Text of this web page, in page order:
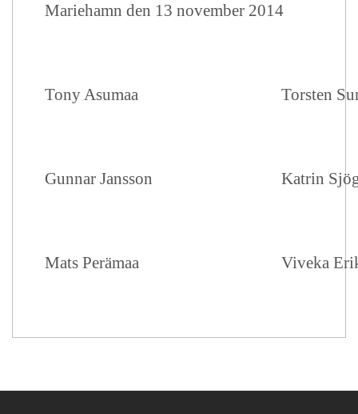
Mariehamn den 13 november 2014
Tony Asumaa Torsten
Gunnar Jansson Katrin
Mats Perämaa Viveka